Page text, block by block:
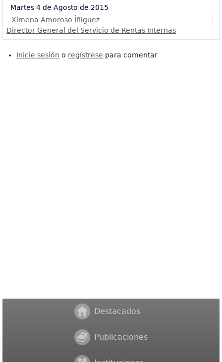
Martes 4 de Agosto de 2015
Ximena Amoroso Íñiguez
Director General del Servicio de Rentas Internas
Inicie sesión o regístrese para comentar
Destacados
Publicaciones